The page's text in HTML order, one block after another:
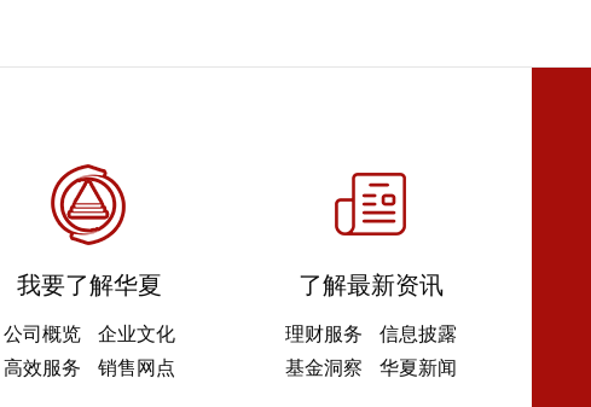
我要了解华夏
公司概览
企业文化
高效服务
销售网点
了解最新资讯
理财服务
信息披露
基金洞察
华夏新闻